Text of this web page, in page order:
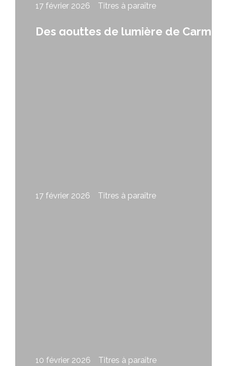
17 février 2026 Titres à paraître
Des gouttes de lumière de Carmen
17 février 2026 Titres à paraître
10 février 2026 Titres à paraître